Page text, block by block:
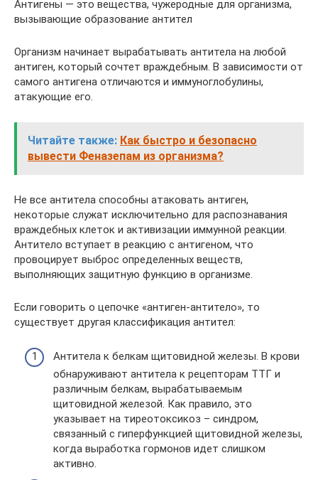
Антигены — это вещества, чужеродные для организма,
вызывающие образование антител
Организм начинает вырабатывать антитела на любой
антиген, который сочтет враждебным. В зависимости от
самого антигена отличаются и иммуноглобулины,
атакующие его.
Читайте также: Как быстро и безопасно
вывести Феназепам из организма?
Не все антитела способны атаковать антиген,
некоторые служат исключительно для распознавания
враждебных клеток и активизации иммунной реакции.
Антитело вступает в реакцию с антигеном, что
провоцирует выброс определенных веществ,
выполняющих защитную функцию в организме.
Если говорить о цепочке «антиген-антитело», то
существует другая классификация антител:
Антитела к белкам щитовидной железы. В крови
обнаруживают антитела к рецепторам ТТГ и
различным белкам, вырабатываемым
щитовидной железой. Как правило, это
указывает на тиреотоксикоз – синдром,
связанный с гиперфункцией щитовидной железы,
когда выработка гормонов идет слишком
активно.